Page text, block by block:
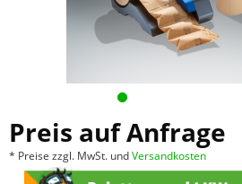
Preis auf Anfrage
* Preise zzgl. MwSt. undVersandkosten